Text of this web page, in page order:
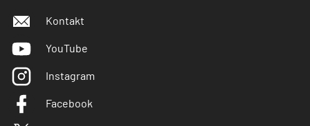
Kontakt
YouTube
Instagram
Facebook